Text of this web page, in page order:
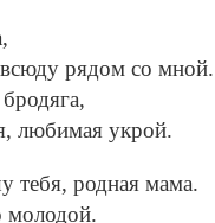
всюду рядом со мной.
любимая укрой.
тебя, родная мама.
молодой.